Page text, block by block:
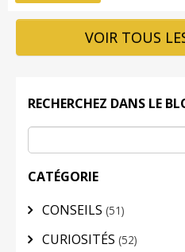
VOIR TOUS
RECHERCHEZ DANS LE
CATÉGORIE
CONSEILS (51)
CURIOSITÉS (52)